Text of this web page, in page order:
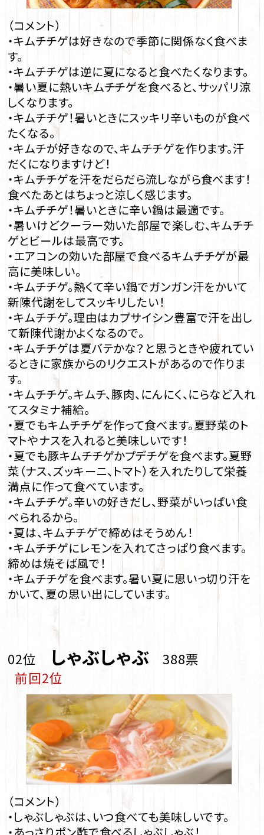
（コメント）
・キムチチゲは好きなので季節に関係なく食べま
す。
・キムチチゲは逆に夏になると食べたくなります。
・暑い夏に熱いキムチチゲを食べると、サッパリ涼
しくなります。
・キムチチゲ！暑いときにスッキリ辛いものが食べ
たくなる。
・キムチが好きなので、キムチチゲを作ります。汗
だくになりますけど！
・キムチチゲを汗をだらだら流しながら食べます！
食べたあとはちょっと涼しく感じます。
・キムチチゲ！暑いときに辛い鍋は最適です。
・暑いけどクーラー効いた部屋で楽しむ、キムチチ
ゲとビールは最高です。
・エアコンの効いた部屋で食べるキムチチゲが最
高に美味しい。
・キムチチゲ。熱くて辛い鍋でガンガン汗をかいて
新陳代謝をしてスッキリしたい！
・キムチチゲ。理由はカプサイシン豊富で汗を出し
て新陳代謝かよくなるので。
・キムチチゲは夏バテかな？と思うときや疲れてい
るときに家族からのリクエストがあるので作りま
す。
・キムチチゲ。キムチ、豚肉、にんにく、にらなど入れ
てスタミナ補給。
・夏でもキムチチゲを作って食べます。夏野菜のト
マトやナスを入れると美味しいです！
・夏でも豚キムチチゲかプデチゲを食べます。夏野
菜（ナス、ズッキーニ、トマト）を入れたりして栄養
満点に作って食べています。
・キムチチゲ。辛いの好きだし、野菜がいっぱい食
べられるから。
・夏は、キムチチゲで締めはそうめん！
・キムチチゲにレモンを入れてさっぱり食べます。
締めは焼そば風で！
・キムチチゲを食べます。暑い夏に思いっ切り汗を
かいて、夏の思い出にしています。
02位 しゃぶしゃぶ388票
前回2位
（コメント）
・しゃぶしゃぶは、いつ食べても美味しいです。